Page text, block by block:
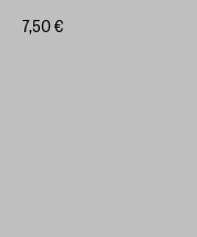
7,50 €